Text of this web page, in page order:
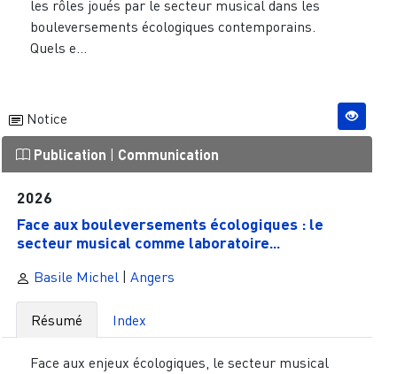
les rôles joués par le secteur musical dans les
bouleversements écologiques contemporains.
Quels e...
Notice
Publication Communication
2026
Face aux bouleversements écologiques : le
secteur musical comme laboratoire...
Basile Michel| Angers
Résumé Index
Face aux enjeux écologiques, le secteur musical